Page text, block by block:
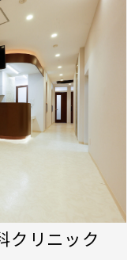
クリニック